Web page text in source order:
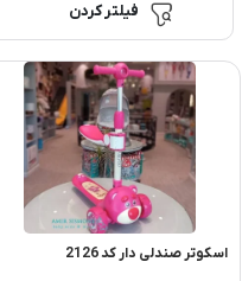
فیلتر کردن
اسکوتر صندلی دار کد 2126